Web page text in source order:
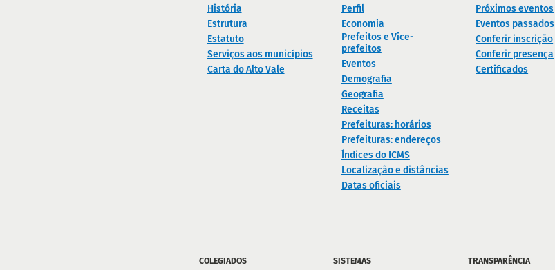
História
Estrutura
Estatuto
Serviços aos municípios
Carta do Alto Vale
Perfil
Economia
Prefeitos e Vice-
prefeitos
Eventos
Demografia
Geografia
Receitas
Prefeituras: horários
Prefeituras: endereços
Índices do ICMS
Localização e distâncias
Datas oficiais
Próximos eventos
Eventos passados
Conferir inscrição
Conferir presença
Certificados
COLEGIADOS SISTEMAS TRANSPARÊNCIA